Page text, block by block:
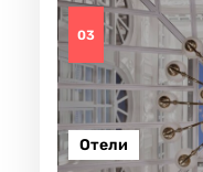
03
Отели